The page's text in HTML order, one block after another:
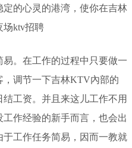
的心灵的港湾，使你在吉林
场ktv招聘
。在工作的过程中只要做一
调节一下吉林KTV內部的
工资。并且来这儿工作不用
作经验的新手而言，也会出
工作任务简易，因而一教就